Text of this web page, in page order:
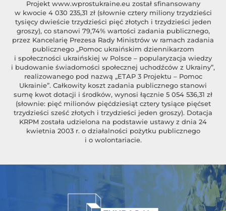
Projekt www.wprostukraine.eu został sfinansowany
w kwocie 4 030 235,31 zł (słownie cztery miliony trzydzieści
tysięcy dwieście trzydzieści pięć złotych i trzydzieści jeden
groszy), co stanowi 79,74% wartości zadania publicznego,
przez Kancelarię Prezesa Rady Ministrów w ramach zadania
publicznego „Pomoc ukraińskim dziennikarzom
i społeczności ukraińskiej w Polsce – popularyzacja wiedzy
i budowanie świadomości społecznej uchodźców z Ukrainy”,
realizowanego pod nazwą „ETAP 3 Projektu – Pomoc
Ukrainie”. Całkowity koszt zadania publicznego stanowi
sumę kwot dotacji i środków, wynosi łącznie 5 054 536,31 zł
(słownie: pięć milionów pięćdziesiąt cztery tysiące pięćset
trzydzieści sześć złotych i trzydzieści jeden groszy). Dotacja
KRPM została udzielona na podstawie ustawy z dnia 24
kwietnia 2003 r. o działalności pożytku publicznego
i o wolontariacie.